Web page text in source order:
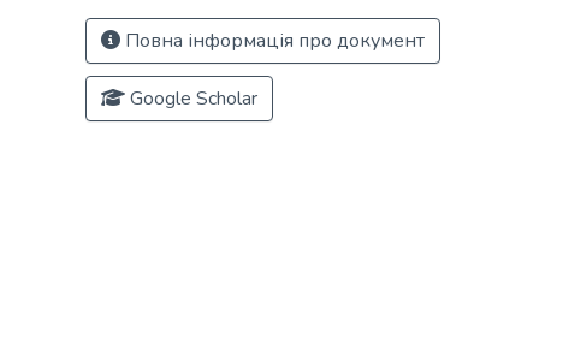
Повна інформація про документ
Google Scholar